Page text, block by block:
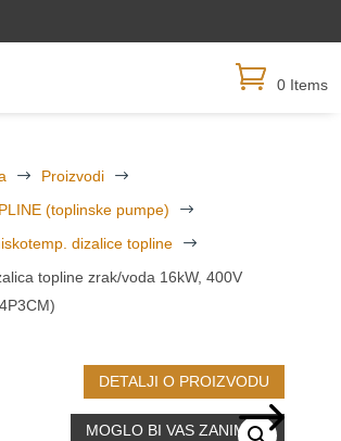
0 Items
$ Proizvodi
$
(toplinske pumpe)
$
dizalice topline
$
topline zrak/voda 16kW, 400V
DETALJI O PROIZVODU
MOGLO BI VAS ZANIMATI